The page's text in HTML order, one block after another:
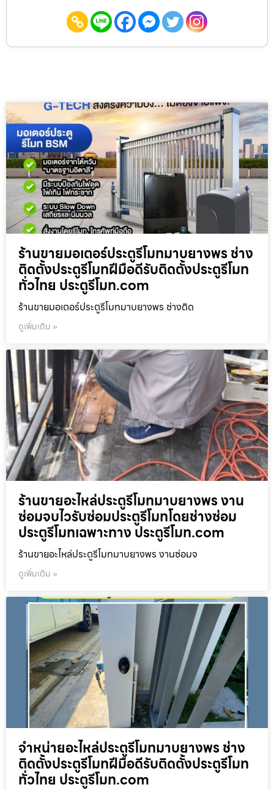
ร้านขายมอเตอร์ประตูรีโมทมาบยางพร ช่าง
ติดตั้งประตูรีโมทฝีมือดีรับติดตั้งประตูรีโมท
ทั่วไทย ประตูรีโมท.com
ร้านขายมอเตอร์ประตูรีโมทมาบยางพร ช่างติด
ดูเพิ่มเติม »
ร้านขายอะไหล่ประตูรีโมทมาบยางพร งาน
ซ่อมจบไวรับซ่อมประตูรีโมทโดยช่างซ่อม
ประตูรีโมทเฉพาะทาง ประตูรีโมท.com
ร้านขายอะไหล่ประตูรีโมทมาบยางพร งานซ่อมจ
ดูเพิ่มเติม »
จำหน่ายอะไหล่ประตูรีโมทมาบยางพร ช่าง
ติดตั้งประตูรีโมทฝีมือดีรับติดตั้งประตูรีโมท
ทั่วไทย ประตูรีโมท.com